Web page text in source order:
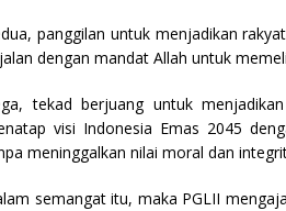
panggilan untuk menjadikan
dengan mandat Allah untuk
tekad berjuang untuk
visi Indonesia Emas 2045
meninggalkan nilai moral dan
semangat itu, maka PGLII